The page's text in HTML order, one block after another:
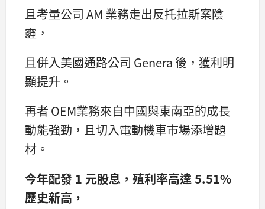
且考量公司 AM 業務走出反托拉斯案陰
霾，
且併入美國通路公司 Genera 後，獲利明
顯提升。
再者 OEM業務來自中國與東南亞的成長
動能強勁，且切入電動機車市場添增題
材。
今年配發 1 元股息，殖利率高達 5.51%
歷史新高，